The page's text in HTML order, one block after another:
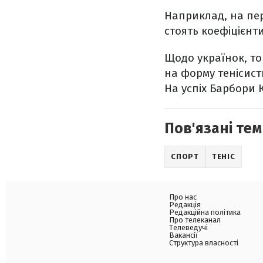
Наприклад, на
стоять
Щодо українок,
на форму
На успіх Барбори
Пов'язані
СПОРТ ТЕНІС
Про нас
Редакція
Редакційна політика
Про телеканал
Телеведучі
Вакансії
Структура власності